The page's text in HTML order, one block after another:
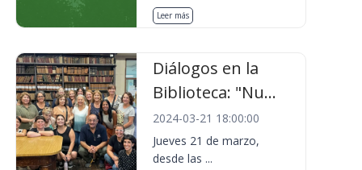
Leer más
Diálogos en la
Biblioteca: "Nu...
2024-03-21 18:00:00
Jueves 21 de marzo,
desde las ...